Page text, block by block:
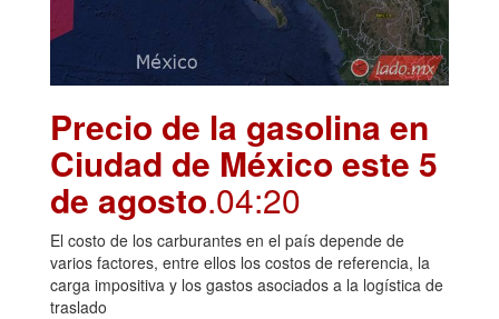
Precio de la gasolina en
Ciudad de México este 5
de agosto.04:20
El costo de los carburantes en el país depende de
varios factores, entre ellos los costos de referencia, la
carga impositiva y los gastos asociados a la logística de
traslado